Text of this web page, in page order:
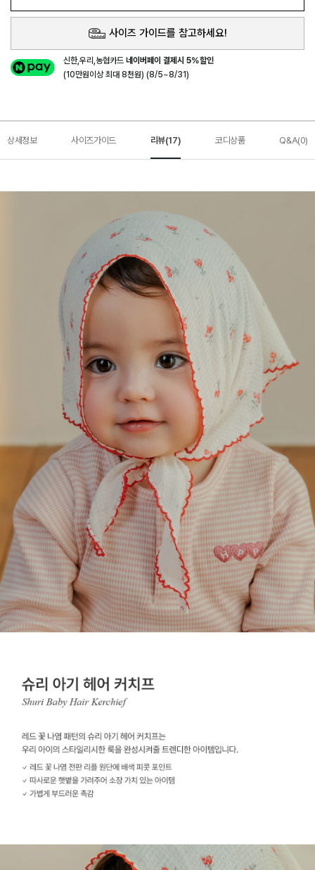
사이즈 가이드를 참고하세요!
신한,우리,농협카드네이버페이 결제시 5%할인
(10만원이상 최대 8천원) (8/5~8/31)
상세정보 사이즈가이드 리뷰(17) 코디상품 Q&A(0)